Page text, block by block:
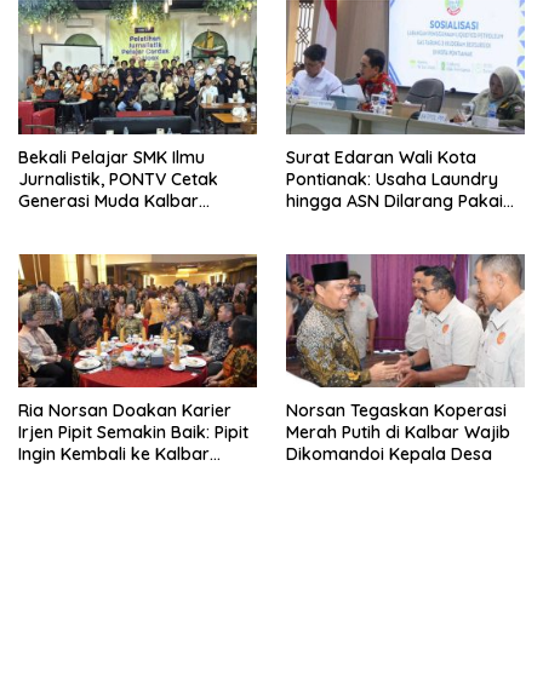
Bekali Pelajar SMK Ilmu
Jurnalistik, PONTV Cetak
Generasi Muda Kalbar
Surat Edaran Wali Kota
Pontianak: Usaha Laundry
hingga ASN Dilarang Pakai
Ria Norsan Doakan Karier
Irjen Pipit Semakin Baik: Pipit
Ingin Kembali ke Kalbar
Norsan Tegaskan Koperasi
Merah Putih di Kalbar Wajib
Dikomandoi Kepala Desa